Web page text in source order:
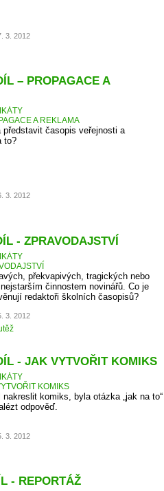
3. 2012
– PROPAGACE A
A REKLAMA
časopis veřejnosti a
to?
3. 2012
- ZPRAVODAJSTVÍ
překvapivých, tragických nebo
činnostem novinářů. Co je
redaktoři školních časopisů?
3. 2012
- JAK VYTVOŘIT KOMIKS
KOMIKS
komiks, byla otázka „jak na to“
odpověď.
3. 2012
- REPORTÁŽ